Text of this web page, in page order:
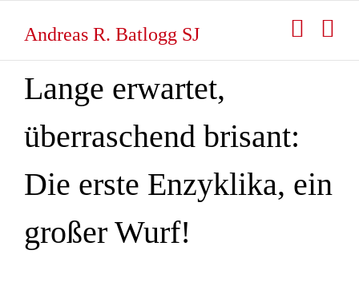
InhaltAndreas R. Batlogg SJ
Lange erwartet,
überraschend brisant:
Die erste Enzyklika, ein
großer Wurf!